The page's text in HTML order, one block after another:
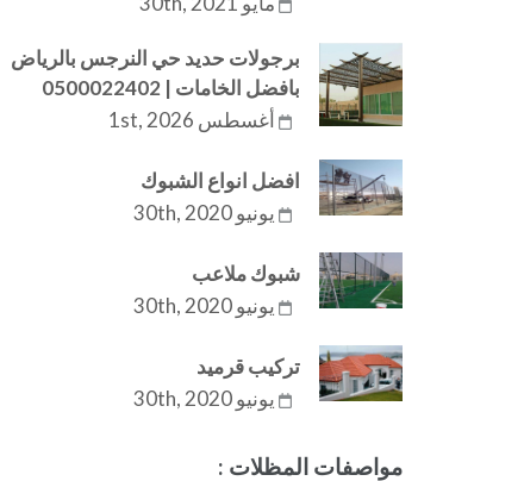
برجولات حديد حي النرجس بالرياض
بافضل الخامات | 0500022402
أغسطس 1st, 2026
افضل انواع الشبوك
يونيو 30th, 2020
شبوك ملاعب
يونيو 30th, 2020
تركيب قرميد
يونيو 30th, 2020
مواصفات المظلات :